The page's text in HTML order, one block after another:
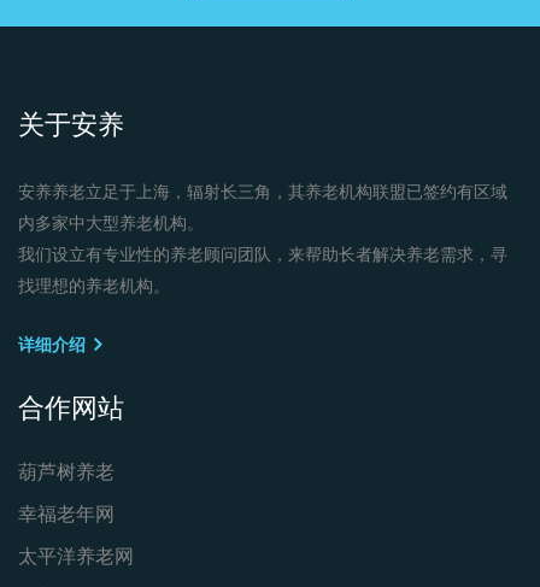
关于安养
安养养老立足于上海，辐射长三角，其养老机构联盟已签约有区域
内多家中大型养老机构。
我们设立有专业性的养老顾问团队，来帮助长者解决养老需求，寻
找理想的养老机构。
详细介绍
合作网站
葫芦树养老
幸福老年网
太平洋养老网